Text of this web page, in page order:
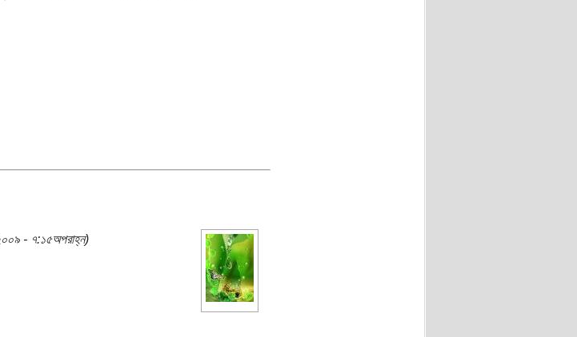
- ৭:১৫অপরাহ্ন)